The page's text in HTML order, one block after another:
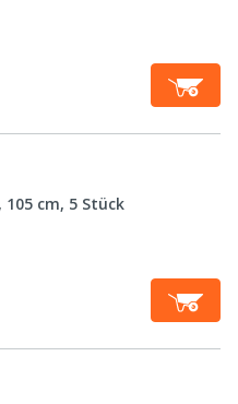
cm, 5 Stück